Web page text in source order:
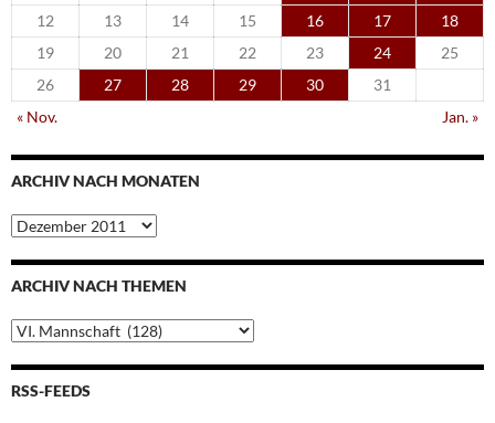
12
13 14 15 16 17
18
19
20 21 22 23 24
25
26
27 28 29 30
31
« Nov.
Jan. »
ARCHIV NACH MONATEN
Archiv
nach
Monaten
ARCHIV NACH THEMEN
Archiv
nach
Themen
RSS-FEEDS